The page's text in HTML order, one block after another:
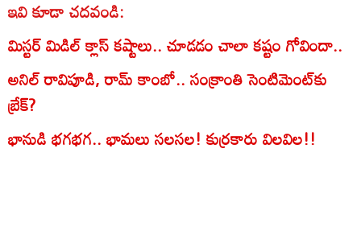
ఇవి కూడా చదవండి:
మిస్టర్ మిడిల్ క్లాస్ కష్టాలు.. చూడడం చాలా కష్టం గోవిందా..
అనిల్ రావిపూడి, రామ్ కాంబో.. సంక్రాంతి సెంటిమెంట్‌కు
బ్రేక్?
భానుడి భగభగ.. భామ‌లు స‌ల‌స‌ల! కుర్ర‌కారు విలవిల!!